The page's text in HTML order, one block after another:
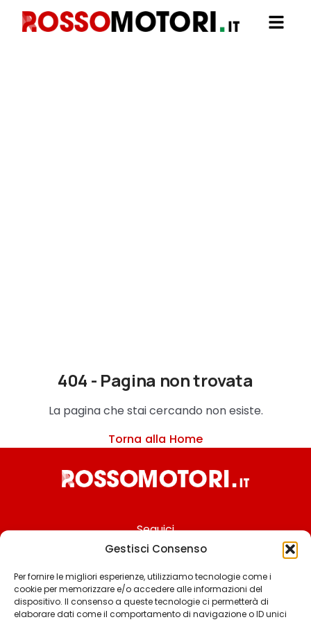
Gestisci Consenso
Per fornire le migliori esperienze, utilizziamo tecnologie come i
cookie per memorizzare e/o accedere alle informazioni del
dispositivo. Il consenso a queste tecnologie ci permetterà di
elaborare dati come il comportamento di navigazione o ID unici
404 - Pagina non trovata
La pagina che stai cercando non esiste.
Torna alla Home
Seguici
Chi siamo